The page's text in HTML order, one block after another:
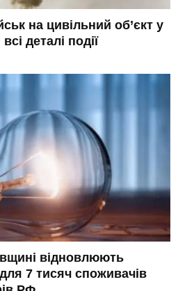
на цивільний об’єкт у
деталі події
відновлюють
7 тисяч споживачів